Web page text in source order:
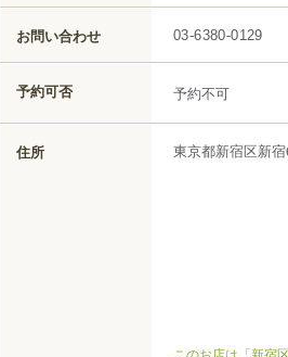
お問い合わせ 03-6380-0129
予約可否 予約不可
住所 東京都新宿区新宿
このお店は「新宿